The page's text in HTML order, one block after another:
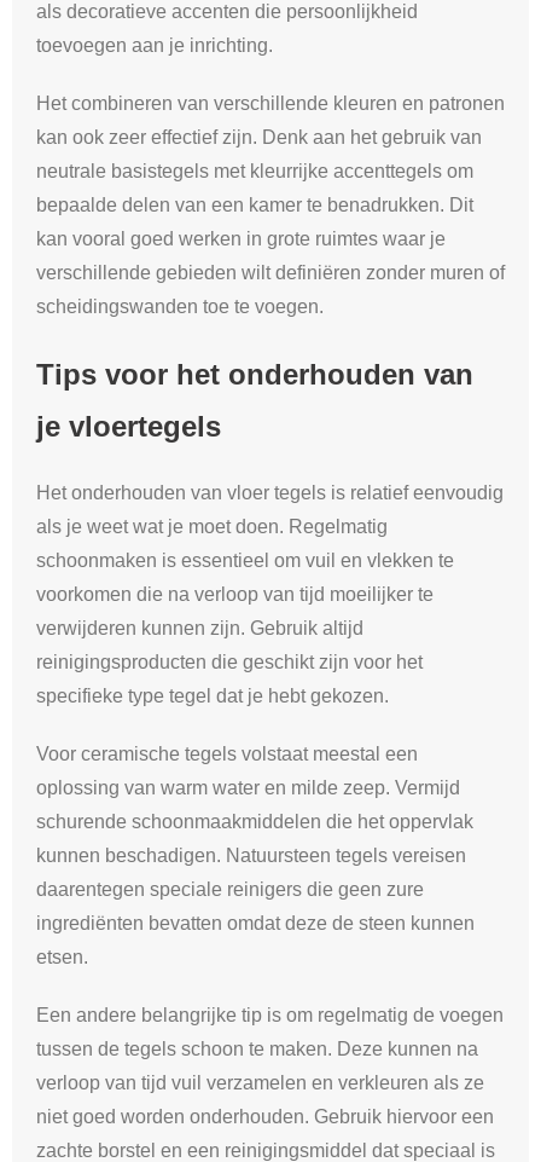
als decoratieve accenten die persoonlijkheid
toevoegen aan je inrichting.
Het combineren van verschillende kleuren en patronen
kan ook zeer effectief zijn. Denk aan het gebruik van
neutrale basistegels met kleurrijke accenttegels om
bepaalde delen van een kamer te benadrukken. Dit
kan vooral goed werken in grote ruimtes waar je
verschillende gebieden wilt definiëren zonder muren of
scheidingswanden toe te voegen.
Tips voor het onderhouden van
je vloertegels
Het onderhouden van vloer tegels is relatief eenvoudig
als je weet wat je moet doen. Regelmatig
schoonmaken is essentieel om vuil en vlekken te
voorkomen die na verloop van tijd moeilijker te
verwijderen kunnen zijn. Gebruik altijd
reinigingsproducten die geschikt zijn voor het
specifieke type tegel dat je hebt gekozen.
Voor ceramische tegels volstaat meestal een
oplossing van warm water en milde zeep. Vermijd
schurende schoonmaakmiddelen die het oppervlak
kunnen beschadigen. Natuursteen tegels vereisen
daarentegen speciale reinigers die geen zure
ingrediënten bevatten omdat deze de steen kunnen
etsen.
Een andere belangrijke tip is om regelmatig de voegen
tussen de tegels schoon te maken. Deze kunnen na
verloop van tijd vuil verzamelen en verkleuren als ze
niet goed worden onderhouden. Gebruik hiervoor een
zachte borstel en een reinigingsmiddel dat speciaal is